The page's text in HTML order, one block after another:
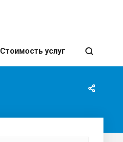
Стоимость услуг